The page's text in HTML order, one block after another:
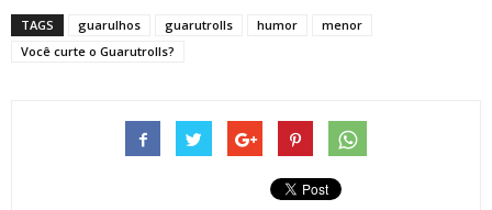
TAGS guarulhos guarutrolls humor
menor
Você curte o Guarutrolls?